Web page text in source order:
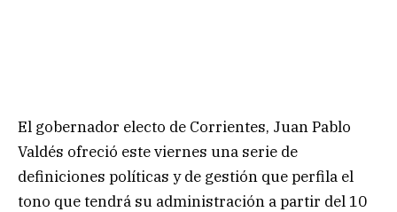
El gobernador electo de Corrientes, Juan Pablo
Valdés ofreció este viernes una serie de
definiciones políticas y de gestión que perfila el
tono que tendrá su administración a partir del 10